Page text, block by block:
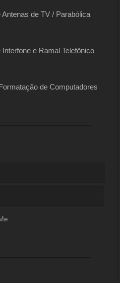
Antenas de TV / Parabólica
Interfone e Ramal Telefônico
de Computadores